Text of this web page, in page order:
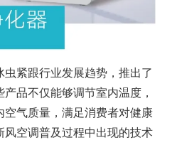
紧跟行业发展趋势，推出了
品不仅能够调节室内温度，
气质量，满足消费者对健康
空调普及过程中出现的技术